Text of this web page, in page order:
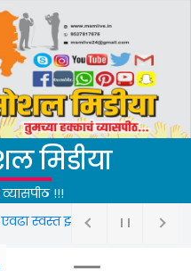
मिडीया
!!!
का? मुसळधार पावसात